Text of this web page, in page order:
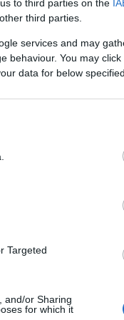
to third parties on the
third parties.
services and may
behaviour. You may
data for below
Targeted
and/or Sharing
for which it
νίκη. Η
Οι
νέας